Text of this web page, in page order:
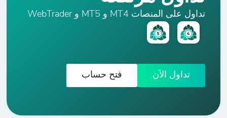
AUD/USD
الدولارالأسترالي
الدولارالكندي
تداول على المنصات MT4 و MT5 و WebTrader
تداول الآن فتح حساب